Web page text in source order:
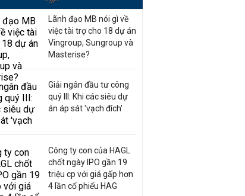
Lãnh đạo MB nói gì về
việc tài trợ cho 18 dự án
Vingroup, Sungroup và
Masterise?
Giải ngân đầu tư công
quý III: Khi các siêu dự
án áp sát 'vạch đích'
Công ty con của HAGL
chốt ngày IPO gần 19
triệu cp với giá gấp hơn
4 lần cổ phiếu HAG